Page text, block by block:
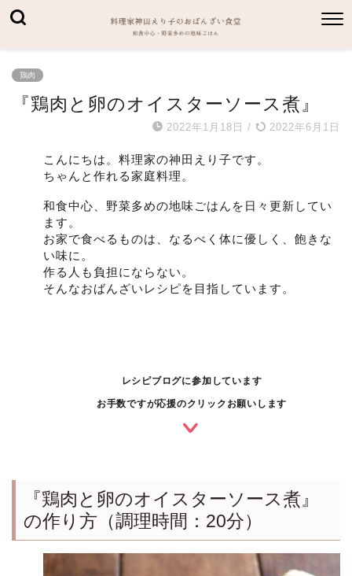
鶏肉
『鶏肉と卵のオイスターソース煮』
2022年1月18日 / 2022年6月1日
こんにちは。料理家の神田えり子です。
ちゃんと作れる家庭料理。
和食中心、野菜多めの地味ごはんを日々更新してい
ます。
お家で食べるものは、なるべく体に優しく、飽きな
い味に。
作る人も負担にならない。
そんなおばんざいレシピを目指しています。
レシピブログに参加しています
お手数ですが応援のクリックお願いします
『鶏肉と卵のオイスターソース煮』
の作り方（調理時間：20分）